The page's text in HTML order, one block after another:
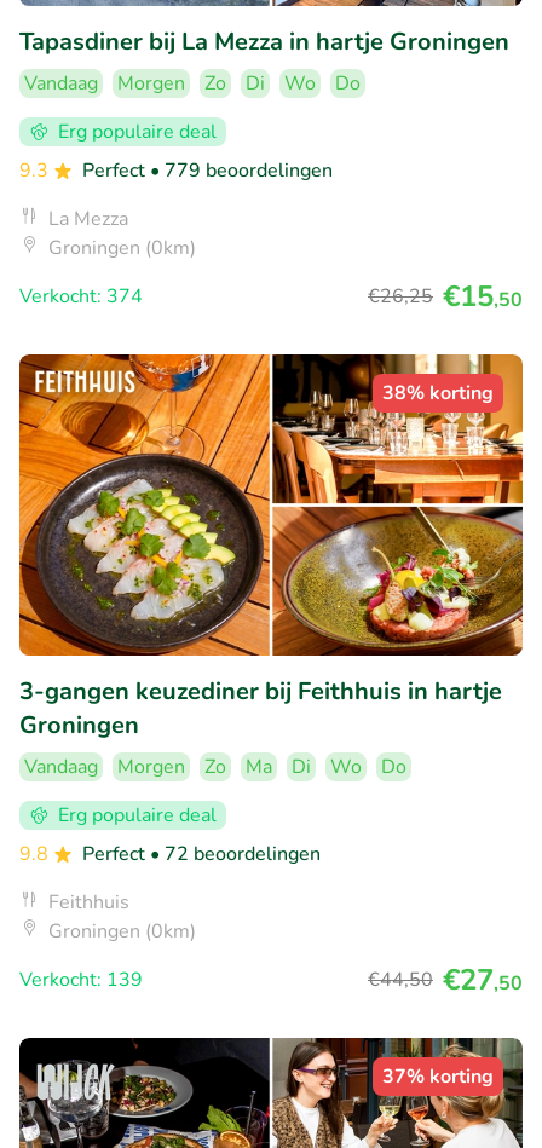
Tapasdiner bij La Mezza in hartje Groningen
Vandaag Morgen Zo Di Wo
Do
Erg populaire deal
9.3
Perfect • 779 beoordelingen
La Mezza
Groningen (0km)
Verkocht: 374
€26,25 €15,50
38% korting
3-gangen keuzediner bij Feithhuis in hartje
Groningen
Vandaag Morgen Zo Ma Di Wo
Do
Erg populaire deal
9.8
Perfect • 72 beoordelingen
Feithhuis
Groningen (0km)
Verkocht: 139
€44,50 €27,50
37% korting